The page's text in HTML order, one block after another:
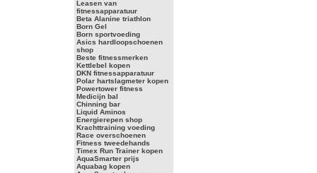
Leasen van
fitnessapparatuur
Beta Alanine triathlon
Born Gel
Born sportvoeding
Asics hardloopschoenen
shop
Beste fitnessmerken
Kettlebel kopen
DKN fitnessapparatuur
Polar hartslagmeter kopen
Powertower fitness
Medicijn bal
Chinning bar
Liquid Aminos
Energierepen shop
Krachttraining voeding
Race overschoenen
Fitness tweedehands
Timex Run Trainer kopen
AquaSmarter prijs
Aquabag kopen